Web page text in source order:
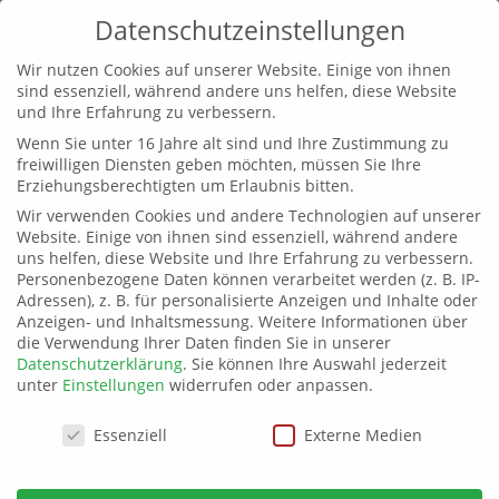
Akte Meinungsfreiheit:
Sofortpaket für digitale Grundrechte fordert Stellen
Datenschutzeinstellungen
Wir nutzen Cookies auf unserer Website. Einige von ihnen
sind essenziell, während andere uns helfen, diese Website
und Ihre Erfahrung zu verbessern.
Wenn Sie unter 16 Jahre alt sind und Ihre Zustimmung zu
freiwilligen Diensten geben möchten, müssen Sie Ihre
Erziehungsberechtigten um Erlaubnis bitten.
Wir verwenden Cookies und andere Technologien auf unserer
Website. Einige von ihnen sind essenziell, während andere
uns helfen, diese Website und Ihre Erfahrung zu verbessern.
Personenbezogene Daten können verarbeitet werden (z. B. IP-
Adressen), z. B. für personalisierte Anzeigen und Inhalte oder
Anzeigen- und Inhaltsmessung. Weitere Informationen über
die Verwendung Ihrer Daten finden Sie in unserer
Datenschutzerklärung. Sie können Ihre Auswahl jederzeit
unter Einstellungen widerrufen oder anpassen.
Datenschutzeinstellungen
Essenziell Externe Medien